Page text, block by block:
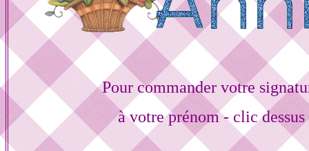
Pour commander votre
à votre prénom - clic dessus